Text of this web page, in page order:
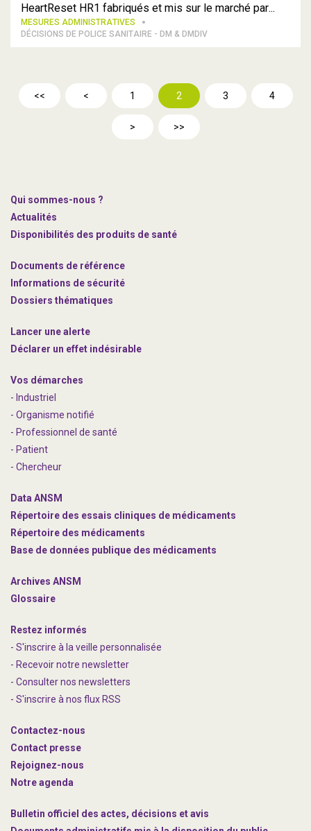
HeartReset HR1 fabriqués et mis sur le marché par...
MESURES ADMINISTRATIVES
DÉCISIONS DE POLICE SANITAIRE - DM & DMDIV
<< < 1 2 3 4
> >>
Qui sommes-nous ?
Actualités
Disponibilités des produits de santé
Documents de référence
Informations de sécurité
Dossiers thématiques
Lancer une alerte
Déclarer un effet indésirable
Vos démarches
- Industriel
- Organisme notifié
- Professionnel de santé
- Patient
- Chercheur
Data ANSM
Répertoire des essais cliniques de médicaments
Répertoire des médicaments
Base de données publique des médicaments
Archives ANSM
Glossaire
Restez informés
- S'inscrire à la veille personnalisée
- Recevoir notre newsletter
- Consulter nos newsletters
- S'inscrire à nos flux RSS
Contactez-nous
Contact presse
Rejoignez-nous
Notre agenda
Bulletin officiel des actes, décisions et avis